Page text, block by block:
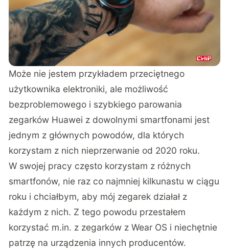
Może nie jestem przykładem przeciętnego
użytkownika elektroniki, ale możliwość
bezproblemowego i szybkiego parowania
zegarków Huawei z dowolnymi smartfonami jest
jednym z głównych powodów, dla których
korzystam z nich nieprzerwanie od 2020 roku.
W swojej pracy często korzystam z różnych
smartfonów, nie raz co najmniej kilkunastu w ciągu
roku i chciałbym, aby mój zegarek działał z
każdym z nich. Z tego powodu przestałem
korzystać m.in. z zegarków z Wear OS i niechętnie
patrzę na urządzenia innych producentów.